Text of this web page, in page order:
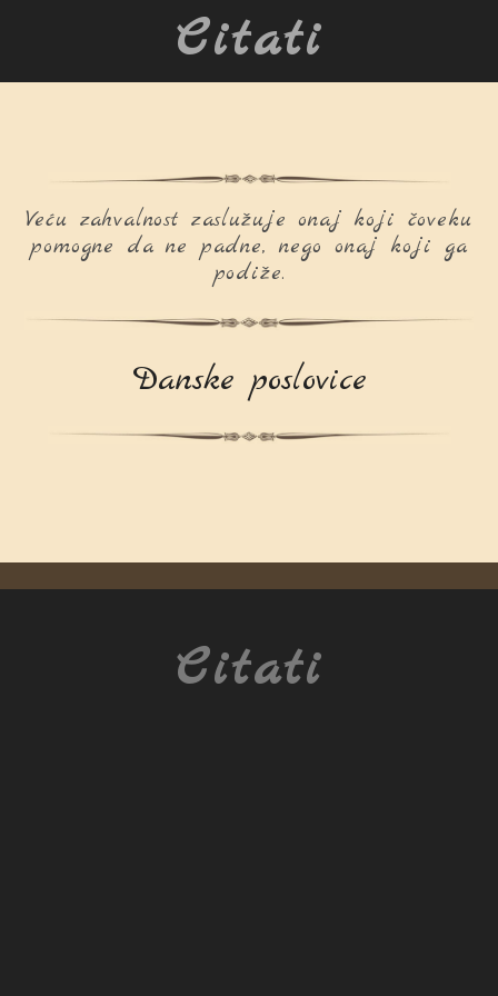
Citati
Veću zahvalnost zaslužuje onaj koji čoveku
pomogne da ne padne, nego onaj koji ga
podiže.
Danske poslovice
Citati